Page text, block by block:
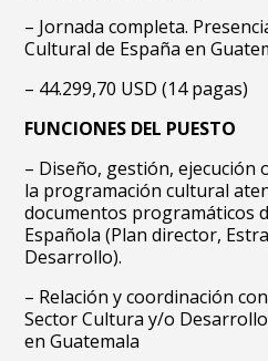
– Jornada completa.
Cultural de España en
– 44.299,70 USD (14 pagas)
FUNCIONES DEL PUESTO
– Diseño, gestión, ejecución
la programación cultural
documentos programáticos
Española (Plan director,
Desarrollo).
– Relación y coordinación
Sector Cultura y/o
en Guatemala